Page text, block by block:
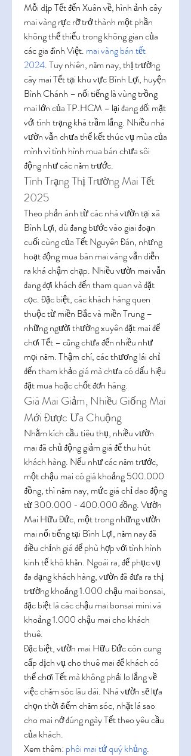
Mỗi dịp Tết đến Xuân về, hình ảnh cây
mai vàng rực rỡ trở thành một phần
không thể thiếu trong không gian của
các gia đình Việt. mai vàng bán tết
2024. Tuy nhiên, năm nay, thị trường
cây mai Tết tại khu vực Bình Lợi, huyện
Bình Chánh – nổi tiếng là vùng trồng
mai lớn của TP.HCM – lại đang đối mặt
với tình trạng khá trầm lắng. Nhiều nhà
vườn vẫn chưa thể kết thúc vụ mùa của
mình vì tình hình mua bán chưa sôi
động như các năm trước.
Tình Trạng Thị Trường Mai Tết
2025
Theo phản ánh từ các nhà vườn tại xã
Bình Lợi, dù đang bước vào giai đoạn
cuối cùng của Tết Nguyên Đán, nhưng
hoạt động mua bán mai vàng vẫn diễn
ra khá chậm chạp. Nhiều vườn mai vẫn
đang đợi khách đến tham quan và đặt
cọc. Đặc biệt, các khách hàng quen
thuộc từ miền Bắc và miền Trung –
những người thường xuyên đặt mai để
chơi Tết – cũng chưa đến nhiều như
mọi năm. Thậm chí, các thương lái chỉ
đến tham khảo giá mà chưa có dấu hiệu
đặt mua hoặc chốt đơn hàng.
Giá Mai Giảm, Nhiều Giống Mai
Mới Được Ưa Chuộng
Nhằm kích cầu tiêu thụ, nhiều vườn
mai đã chủ động giảm giá để thu hút
khách hàng. Nếu như các năm trước,
một chậu mai có giá khoảng 500.000
đồng, thì năm nay, mức giá chỉ dao động
từ 300.000 - 400.000 đồng. Vườn
Mai Hữu Đức, một trong những vườn
mai nổi tiếng tại Bình Lợi, năm nay đã
điều chỉnh giá để phù hợp với tình hình
kinh tế khó khăn. Ngoài ra, để phục vụ
đa dạng khách hàng, vườn đã đưa ra thị
trường khoảng 1.000 chậu mai bonsai,
đặc biệt là các chậu mai bonsai mini và
khoảng 1.000 chậu mai cho khách
thuê.
Đặc biệt, vườn mai Hữu Đức còn cung
cấp dịch vụ cho thuê mai để khách có
thể chơi Tết mà không phải lo lắng về
việc chăm sóc lâu dài. Nhà vườn sẽ lựa
chọn thời điểm chăm sóc, nhặt lá sao
cho mai nở đúng ngày Tết theo yêu cầu
của khách.
Xem thêm: phôi mai tứ quý khủng.